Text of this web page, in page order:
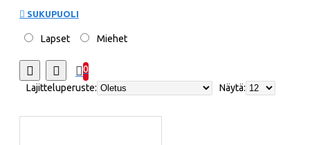
SUKUPUOLI
Lapset Miehet
0
Lajitteluperuste:
Näytä: